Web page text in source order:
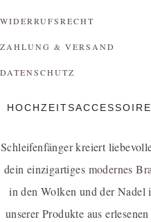
WIDERRUFSRECHT
ZAHLUNG & VERSAND
DATENSCHUTZ
Schleifenfänger kreiert
dein einzigartiges modernes
in den Wolken und der Nadel
unserer Produkte aus